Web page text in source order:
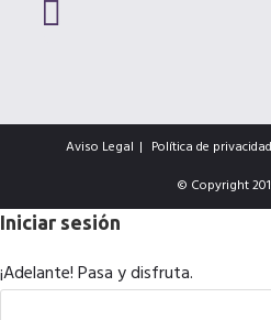
nueva
pestaña
Aviso Legal Política de privacidad
© Copyright
Iniciar sesión
¡Adelante! Pasa y disfruta.